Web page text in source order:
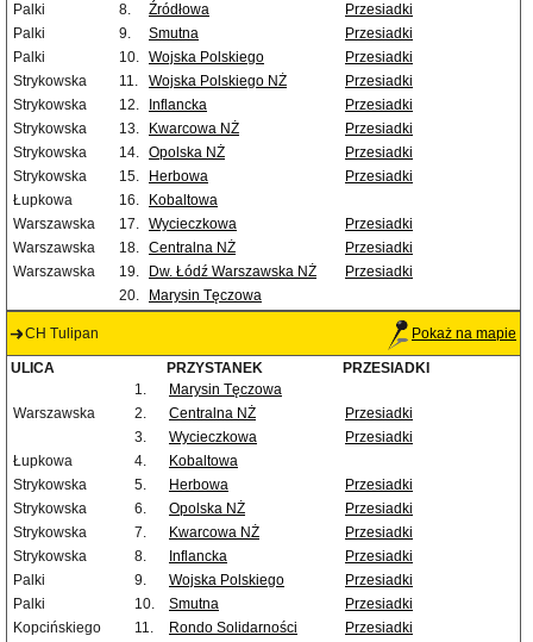
Palki
8. Źródłowa
Przesiadki
Palki
9. Smutna
Przesiadki
Palki
10. Wojska Polskiego
Przesiadki
Strykowska
11. Wojska Polskiego NŻ
Przesiadki
Strykowska
12. Inflancka
Przesiadki
Strykowska
13. Kwarcowa NŻ
Przesiadki
Strykowska
14. Opolska NŻ
Przesiadki
Strykowska
15. Herbowa
Przesiadki
Łupkowa
16.
Kobaltowa
Warszawska
17. Wycieczkowa
Przesiadki
Warszawska
18. Centralna NŻ
Przesiadki
Warszawska
19. Dw. Łódź Warszawska NŻ
Przesiadki
20.
Marysin Tęczowa
CH Tulipan Pokaż na mapie
ULICA PRZYSTANEK
PRZESIADKI
1.
Marysin Tęczowa
Warszawska
2. Centralna NŻ
Przesiadki
3.
Wycieczkowa
Przesiadki
Łupkowa
4.
Kobaltowa
Strykowska
5. Herbowa
Przesiadki
Strykowska
6. Opolska NŻ
Przesiadki
Strykowska
7. Kwarcowa NŻ
Przesiadki
Strykowska
8. Inflancka
Przesiadki
Palki
9. Wojska Polskiego
Przesiadki
Palki
10. Smutna
Przesiadki
Kopcińskiego
11. Rondo Solidarności Przesiadki